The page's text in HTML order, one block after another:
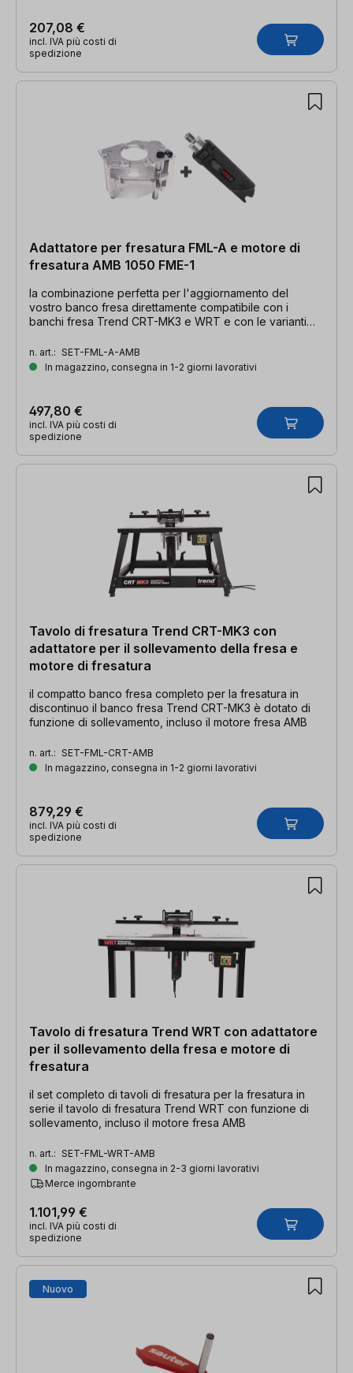
207,08 €
incl. IVA più costi di
spedizione
Adattatore per fresatura FML-A e motore di
fresatura AMB 1050 FME-1
la combinazione perfetta per l'aggiornamento del
vostro banco fresa direttamente compatibile con i
banchi fresa Trend CRT-MK3 e WRT e con le varianti
n. art.: SET-FML-A-AMB
In magazzino, consegna in 1-2 giorni lavorativi
497,80 €
incl. IVA più costi di
spedizione
Tavolo di fresatura Trend CRT-MK3 con
adattatore per il sollevamento della fresa e
motore di fresatura
il compatto banco fresa completo per la fresatura in
discontinuo il banco fresa Trend CRT-MK3 è dotato di
funzione di sollevamento, incluso il motore fresa AMB
n. art.: SET-FML-CRT-AMB
In magazzino, consegna in 1-2 giorni lavorativi
879,29 €
incl. IVA più costi di
spedizione
Tavolo di fresatura Trend WRT con adattatore
per il sollevamento della fresa e motore di
fresatura
il set completo di tavoli di fresatura per la fresatura in
serie il tavolo di fresatura Trend WRT con funzione di
sollevamento, incluso il motore fresa AMB
n. art.: SET-FML-WRT-AMB
In magazzino, consegna in 2-3 giorni lavorativi
Merce ingombrante
1.101,99 €
incl. IVA più costi di
spedizione
Nuovo